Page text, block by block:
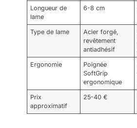
Longueur de
lame
6-8 cm
Type de lame
Acier forgé,
revêtement
antiadhésif
Ergonomie
Poignée
SoftGrip
ergonomique
Prix
approximatif
25-40 €